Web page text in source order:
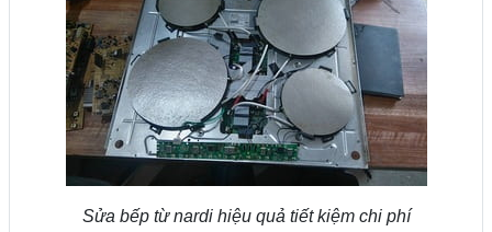
Sửa bếp từ nardi hiệu quả tiết kiệm chi phí